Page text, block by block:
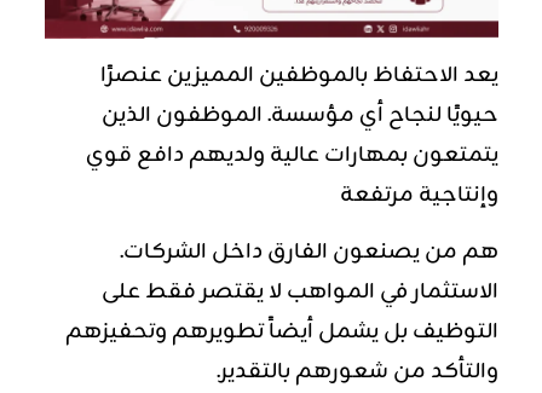
يعد الاحتفاظ بالموظفين المميزين عنصرًا
حيويًا لنجاح أي مؤسسة. الموظفون الذين
يتمتعون بمهارات عالية ولديهم دافع قوي
وإنتاجية مرتفعة
هم من يصنعون الفارق داخل الشركات.
الاستثمار في المواهب لا يقتصر فقط على
التوظيف بل يشمل أيضاً تطويرهم وتحفيزهم
والتأكد من شعورهم بالتقدير.